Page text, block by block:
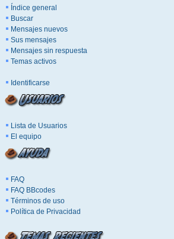
Índice general
Buscar
Mensajes nuevos
Sus mensajes
Mensajes sin respuesta
Temas activos
Identificarse
Lista de Usuarios
El equipo
FAQ
FAQ BBcodes
Términos de uso
Política de Privacidad